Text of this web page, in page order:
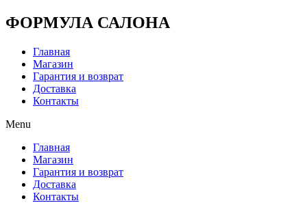
Перейти
к
ФОРМУЛА САЛОНА
Главная
Магазин
Гарантия и возврат
Доставка
Контакты
Menu
Главная
Магазин
Гарантия и возврат
Доставка
Контакты